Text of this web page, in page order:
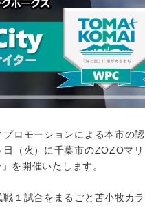
ロモーションによる本市の
（火）に千葉市のZOZOマ
を開催いたします。
１試合をまるごと苫小牧カ